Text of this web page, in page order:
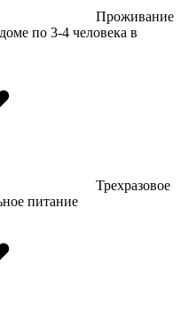
Проживание
по 3-4 человека в
Трехразовое
питание